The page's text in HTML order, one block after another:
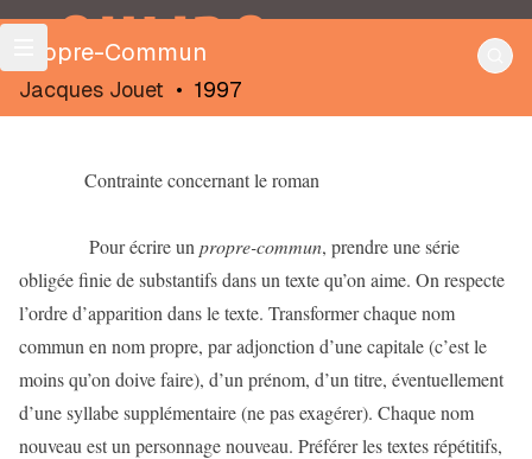
OULIPO
Propre-Commun
Jacques Jouet • 1997
Contrainte concernant le roman
Pour écrire un propre-commun, prendre une série
obligée finie de substantifs dans un texte qu’on aime. On respecte
l’ordre d’apparition dans le texte. Transformer chaque nom
commun en nom propre, par adjonction d’une capitale (c’est le
moins qu’on doive faire), d’un prénom, d’un titre, éventuellement
d’une syllabe supplémentaire (ne pas exagérer). Chaque nom
nouveau est un personnage nouveau. Préférer les textes répétitifs,